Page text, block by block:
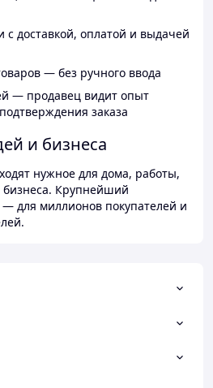
с доставкой, оплатой и выдачей
— без ручного ввода
— продавец видит опыт
заказа
и бизнеса
нужное для дома, работы,
бизнеса. Крупнейший
для миллионов покупателей и